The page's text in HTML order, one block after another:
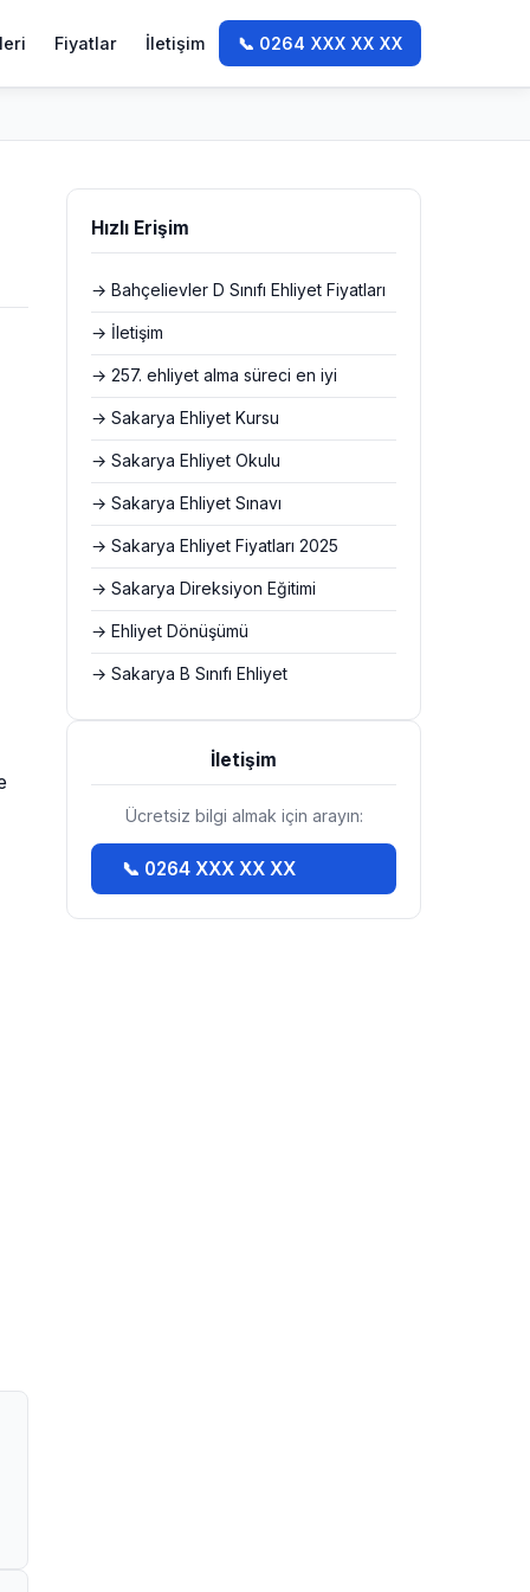
Fiyatlar İletişim 📞 0264 XXX XX XX
Hızlı Erişim
→ Bahçelievler D Sınıfı Ehliyet Fiyatları
→ İletişim
→ 257. ehliyet alma süreci en iyi
→ Sakarya Ehliyet Kursu
→ Sakarya Ehliyet Okulu
→ Sakarya Ehliyet Sınavı
→ Sakarya Ehliyet Fiyatları 2025
→ Sakarya Direksiyon Eğitimi
→ Ehliyet Dönüşümü
→ Sakarya B Sınıfı Ehliyet
İletişim
Ücretsiz bilgi almak için arayın:
📞 0264 XXX XX XX